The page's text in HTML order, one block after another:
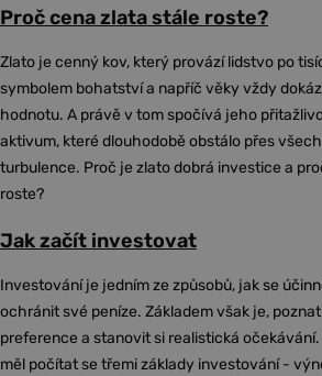
Proč cena zlata stále roste?
Zlato je cenný kov, který provází lidstvo po
symbolem bohatství a napříč věky vždy
hodnotu. A právě v tom spočívá jeho
aktivum, které dlouhodobě obstálo přes
turbulence. Proč je zlato dobrá investice a
roste?
Jak začít investovat
Investování je jedním ze způsobů, jak se
ochránit své peníze. Základem však je,
preference a stanovit si realistická
měl počítat se třemi základy investování -